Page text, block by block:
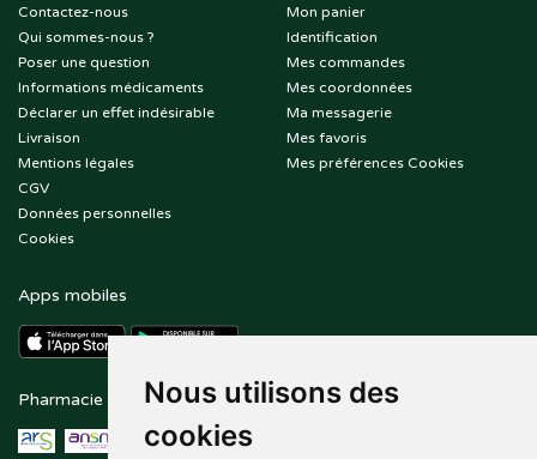
Nous utilisons des
cookies
Contactez-nous
Qui sommes-nous ?
Poser une question
Informations médicaments
Déclarer un effet indésirable
Livraison
Mentions légales
CGV
Données personnelles
Cookies
Mon panier
Identification
Mes commandes
Mes coordonnées
Ma messagerie
Mes favoris
Mes préférences Cookies
Apps mobiles
Pharmacie en ligne agréée Paiement sécurisé